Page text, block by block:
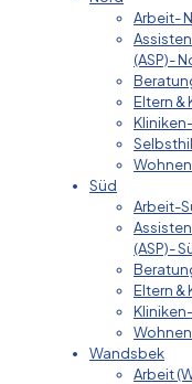
Arbeit-
(ASP)-
Eltern &
Süd
Arbeit-
(ASP)-
Eltern &
Wandsbek
Arbeit